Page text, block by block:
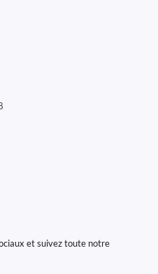
et suivez toute notre